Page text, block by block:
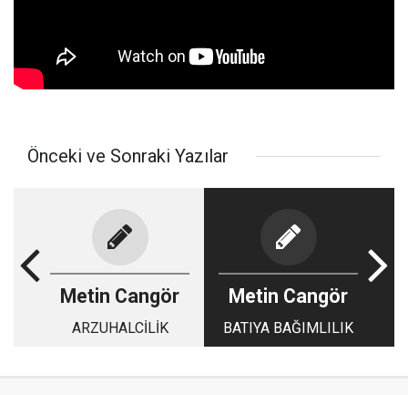
Önceki ve Sonraki Yazılar
Metin Cangör
ARZUHALCİLİK
Metin Cangör
BATIYA BAĞIMLILIK